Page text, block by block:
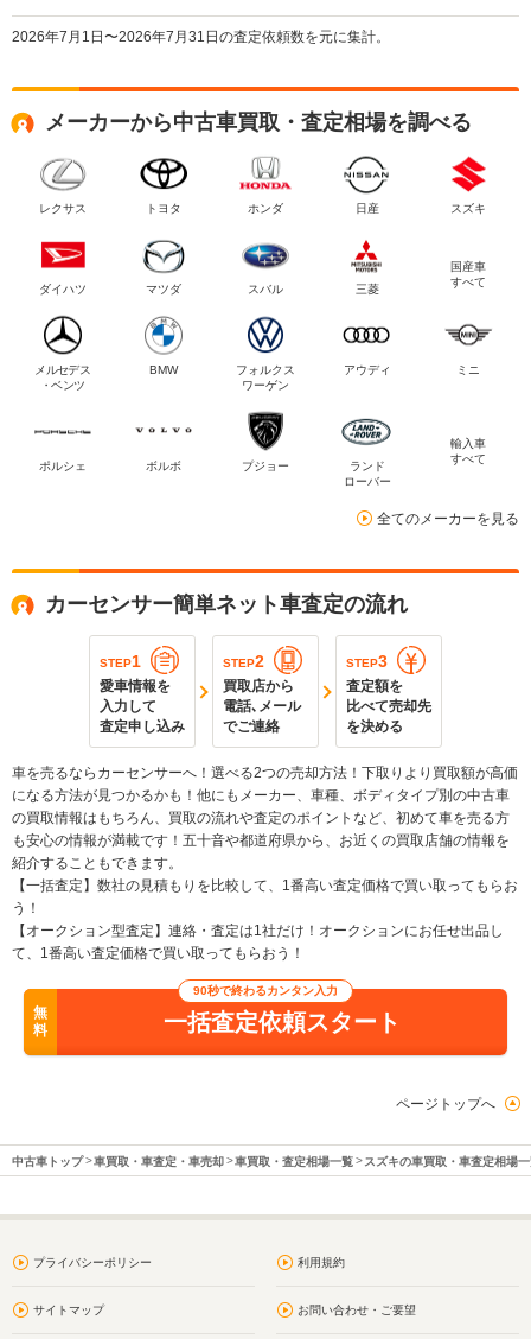
2026年7月1日〜2026年7月31日の査定依頼数を元に集計。
メーカーから中古車買取・査定相場を調べる
レクサス トヨタ ホンダ 日産 スズキ
ダイハツ マツダ スバル 三菱
国産車
すべて
メルセデス
・ベンツ
BMW
フォルクス
ワーゲン
アウディ ミニ
ポルシェ ボルボ プジョー
ランド
ローバー
輸入車
すべて
全てのメーカーを見る
カーセンサー簡単ネット車査定の流れ
STEP1
愛車情報を
入力して
査定申し込み
STEP2
買取店から
電話､メール
でご連絡
STEP3
査定額を
比べて売却先
を決める
車を売るならカーセンサーへ！選べる2つの売却方法！下取りより買取額が高価
になる方法が見つかるかも！他にもメーカー、車種、ボディタイプ別の中古車
の買取情報はもちろん、買取の流れや査定のポイントなど、初めて車を売る方
も安心の情報が満載です！五十音や都道府県から、お近くの買取店舗の情報を
紹介することもできます。
【一括査定】数社の見積もりを比較して、1番高い査定価格で買い取ってもらお
う！
【オークション型査定】連絡・査定は1社だけ！オークションにお任せ出品し
て、1番高い査定価格で買い取ってもらおう！
無
料
90秒で終わるカンタン入力
一括査定依頼スタート
ページトップへ
中古車トップ 車買取・車査定・車売却 車買取・査定相場一覧 スズキの車買取・車査定相場
プライバシーポリシー 利用規約
サイトマップ お問い合わせ・ご要望